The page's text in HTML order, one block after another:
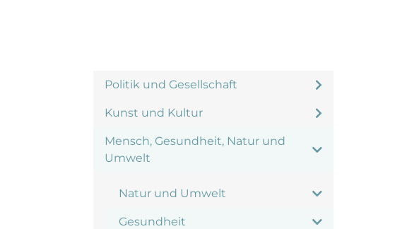
Politik und Gesellschaft
Kunst und Kultur
Mensch, Gesundheit, Natur und
Umwelt
Natur und Umwelt
Gesundheit